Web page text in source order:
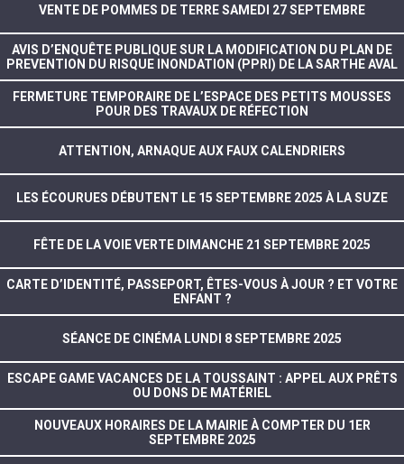
VENTE DE POMMES DE TERRE SAMEDI 27 SEPTEMBRE
AVIS D’ENQUÊTE PUBLIQUE SUR LA MODIFICATION DU PLAN DE
PREVENTION DU RISQUE INONDATION (PPRI) DE LA SARTHE AVAL
FERMETURE TEMPORAIRE DE L’ESPACE DES PETITS MOUSSES
POUR DES TRAVAUX DE RÉFECTION
ATTENTION, ARNAQUE AUX FAUX CALENDRIERS
LES ÉCOURUES DÉBUTENT LE 15 SEPTEMBRE 2025 À LA SUZE
FÊTE DE LA VOIE VERTE DIMANCHE 21 SEPTEMBRE 2025
CARTE D’IDENTITÉ, PASSEPORT, ÊTES-VOUS À JOUR ? ET VOTRE
ENFANT ?
SÉANCE DE CINÉMA LUNDI 8 SEPTEMBRE 2025
ESCAPE GAME VACANCES DE LA TOUSSAINT : APPEL AUX PRÊTS
OU DONS DE MATÉRIEL
NOUVEAUX HORAIRES DE LA MAIRIE À COMPTER DU 1ER
SEPTEMBRE 2025